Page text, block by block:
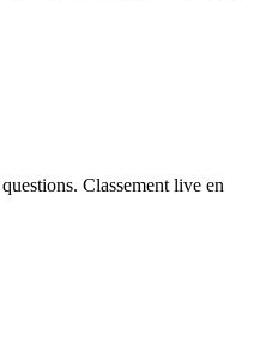
Classement live en